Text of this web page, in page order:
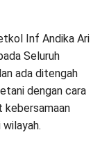
Inf Andika Ari
Seluruh
ada ditengah
dengan cara
kebersamaan